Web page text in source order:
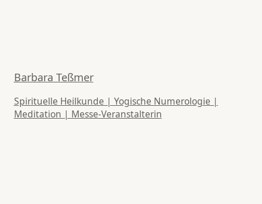
Barbara Teßmer
Spirituelle Heilkunde | Yogische Numerologie |
Meditation | Messe-Veranstalterin